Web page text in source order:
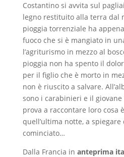
Costantino si avvita sul
legno restituito alla terra dal
pioggia torrenziale ha
fuoco che si è mangiato in
l’agriturismo in mezzo al
pioggia non ha spento il
per il figlio che è morto in
non è riuscito a salvare.
sono i carabinieri e il
prova a raccontare loro cosa
quell’ultima notte, a spiegare
cominciato…
Dalla Francia in anteprima